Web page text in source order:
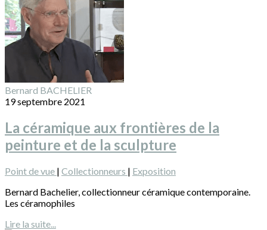
Bernard BACHELIER
19 septembre 2021
La céramique aux frontières de la
peinture et de la sculpture
Point de vue | Collectionneurs | Exposition
Bernard Bachelier, collectionneur céramique contemporaine.
Les céramophiles
Lire la suite...